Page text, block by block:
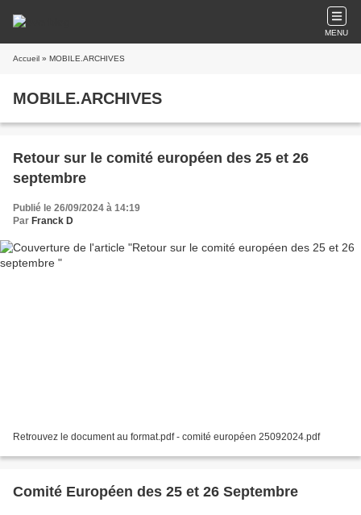
MENU
Accueil » MOBILE.ARCHIVES
MOBILE.ARCHIVES
Retour sur le comité européen des 25 et 26
septembre
Publié le 26/09/2024 à 14:19
Par Franck D
Retrouvez le document au format.pdf - comité européen 25092024.pdf
Comité Européen des 25 et 26 Septembre